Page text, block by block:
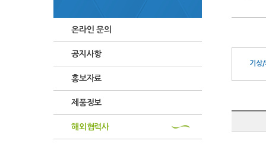
온라인 문의
공지사항
홍보자료
제품정보
해외협력사
기상/